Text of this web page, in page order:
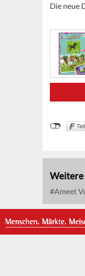
Die neue
Ameet